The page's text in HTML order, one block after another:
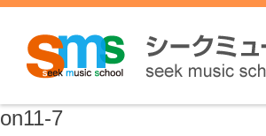
on11-7